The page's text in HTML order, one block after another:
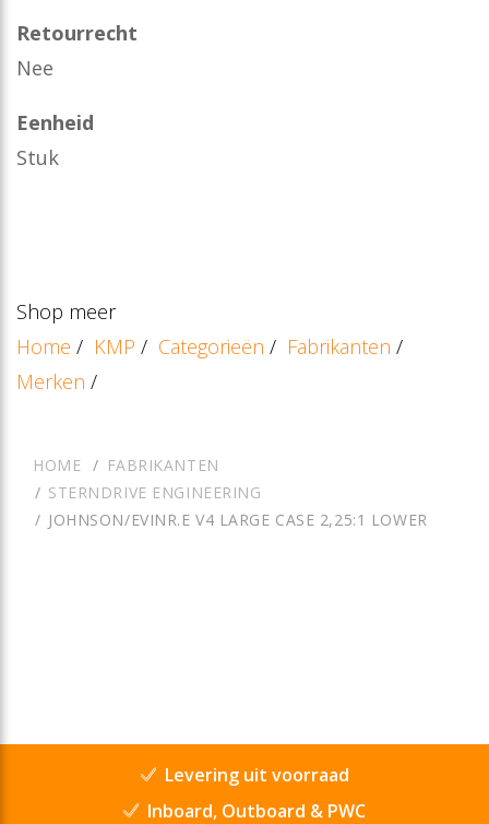
Retourrecht
Nee
Eenheid
Stuk
Shop meer
Home / KMP / Categorieën / Fabrikanten /
Merken /
HOME
FABRIKANTEN
STERNDRIVE ENGINEERING
JOHNSON/EVINR.E V4 LARGE CASE 2,25:1 LOWER
Levering uit voorraad
Inboard, Outboard & PWC